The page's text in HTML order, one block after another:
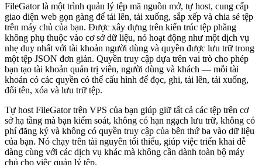
FileGator là một trình quản lý tệp mã nguồn mở, tự host, cung cấp
giao diện web gọn gàng để tải lên, tải xuống, sắp xếp và chia sẻ tệp
trên máy chủ của bạn. Được xây dựng trên kiến trúc tệp phẳng
không phụ thuộc vào cơ sở dữ liệu, nó hoạt động như một dịch vụ
nhẹ duy nhất với tài khoản người dùng và quyền được lưu trữ trong
một tệp JSON đơn giản. Quyền truy cập dựa trên vai trò cho phép
bạn tạo tài khoản quản trị viên, người dùng và khách — mỗi tài
khoản có các quyền có thể cấu hình để đọc, ghi, tải lên, tải xuống,
đổi tên, xóa và lưu trữ tệp.
Tự host FileGator trên VPS của bạn giúp giữ tất cả các tệp trên cơ
sở hạ tầng mà bạn kiểm soát, không có hạn ngạch lưu trữ, không có
phí đăng ký và không có quyền truy cập của bên thứ ba vào dữ liệu
của bạn. Nó chạy trên tài nguyên tối thiểu, giúp việc triển khai dễ
dàng cùng với các dịch vụ khác mà không cần dành toàn bộ máy
chủ cho việc quản lý tệp.